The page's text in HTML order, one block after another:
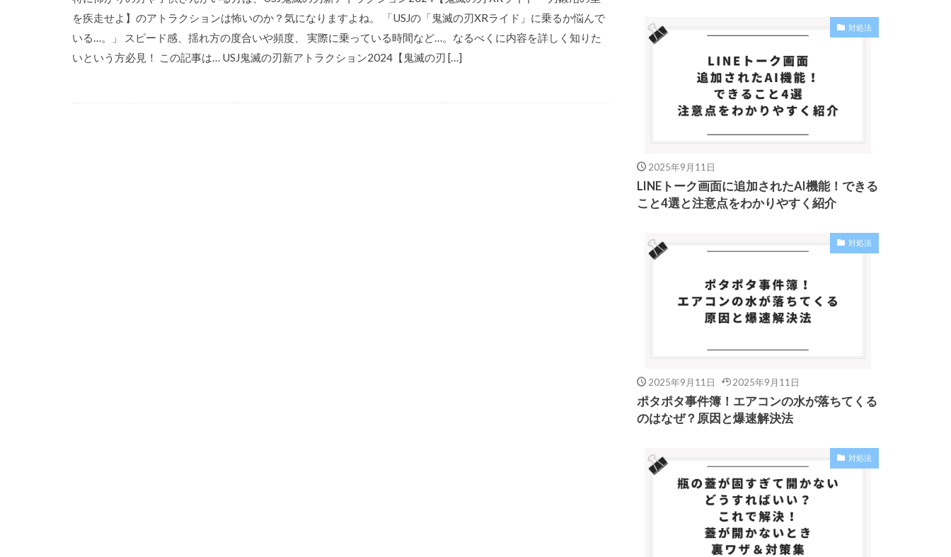
を疾走せよ】のアトラクションは怖いのか？気になりますよね。 「USJの「鬼滅の刃XRライド」に乗るか悩んで
いる…。」 スピード感、揺れ方の度合いや頻度、 実際に乗っている時間など…。なるべくに内容を詳しく知りた
いという方必見！ この記事は… USJ鬼滅の刃新アトラクション2024【鬼滅の刃 […]
対処法
2025年9月11日
LINEトーク画面に追加されたAI機能！できる
こと4選と注意点をわかりやすく紹介
対処法
2025年9月11日 2025年9月11日
ポタポタ事件簿！エアコンの水が落ちてくる
のはなぜ？原因と爆速解決法
対処法